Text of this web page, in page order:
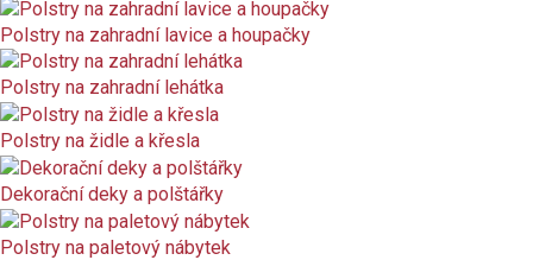
Skladem
Na objednání
Není skladem
Značka
Barva
Polstry na zahradní lavice a houpačky
Polstry na zahradní lehátka
Polstry na židle a křesla
Dekorační deky a polštářky
Polstry na paletový nábytek